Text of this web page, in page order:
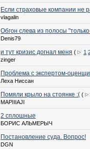
Если страховые компании не
vlagalin
Обгон слева из полосы
Denis79
и тут кризис догнал меня ( 1
zinger
Проблема с экспертом-
Леха Ниссан
Помяли крыло на стоянке :( (
MAPIIIAJI
2 сплошные
БОРИС АЛЬМЕРЫЧ
Постановление суда. Вопрос!
DGN